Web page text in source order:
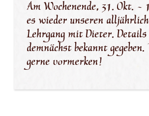
Am Wochenende, 31. Okt. -
es wieder unseren
Lehrgang mit Dieter.
demnächst bekannt
gerne vormerken!